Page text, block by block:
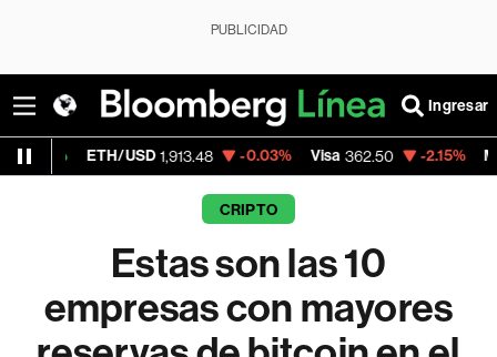
PUBLICIDAD
Ingresar
1,913.48 -0.03% Visa 362.50 -2.15% MercadoLibre
CRIPTO
Estas son las 10
empresas con mayores